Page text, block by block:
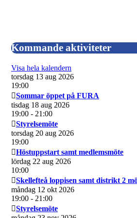
Kommande aktiviteter
Visa hela kalendern
torsdag 13 aug 2026
19:00
Sommar öppet på FURA
tisdag 18 aug 2026
19:00 - 21:00
Styrelsemöte
torsdag 20 aug 2026
19:00
Höstuppstart samt medlemsmöte
lördag 22 aug 2026
10:00
Skellefteå loppisen samt distrikt 2
måndag 12 okt 2026
19:00 - 21:00
Styrelsemöte